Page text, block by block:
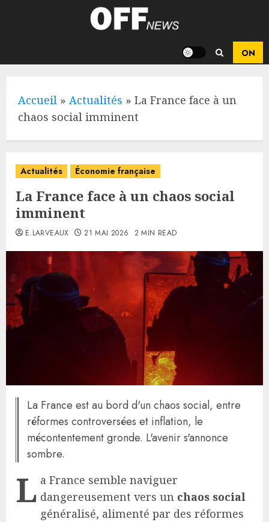
Accueil » Actualités » La France face à un
chaos social imminent
Actualités Économie française
La France face à un chaos social
imminent
E.LARVEAUX 21 MAI 2026 2 MIN READ
La France est au bord d'un chaos social, entre
réformes controversées et inflation, le
mécontentement gronde. L'avenir s'annonce
sombre.
L a France semble naviguer
dangereusement vers un chaos social
généralisé, alimenté par des réformes